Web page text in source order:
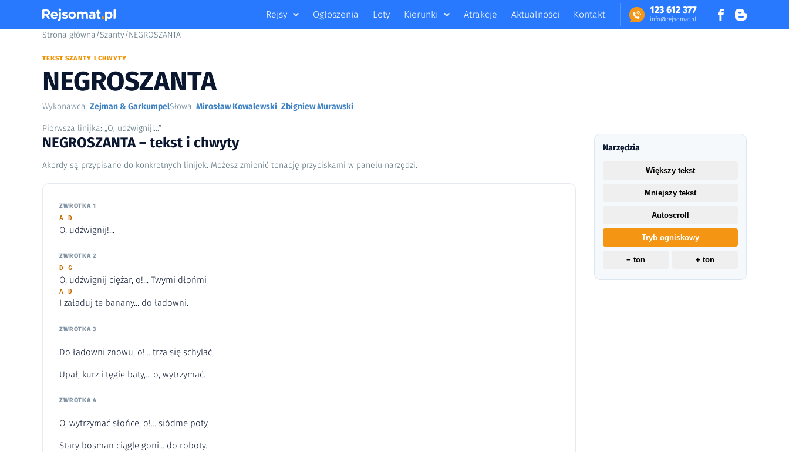
123 612 377
in​fo​@​​rej​somat​.​pl
Rejsy Ogłoszenia Loty Kierunki Atrakcje Aktualności Kontakt
Strona główna/Szanty/NEGROSZANTA
TEKST SZANTY I CHWYTY
NEGROSZANTA
Wykonawca: Zejman & GarkumpelSłowa: Mirosław Kowalewski, Zbigniew Murawski
Pierwsza linijka: „O, udźwignij!...”
NEGROSZANTA – tekst i chwyty
Akordy są przypisane do konkretnych linijek. Możesz zmienić tonację przyciskami w panelu narzędzi.
ZWROTKA 1
A D
O, udźwignij!...
ZWROTKA 2
D G
O, udźwignij ciężar, o!... Twymi dłońmi
A D
I załaduj te banany... do ładowni.
ZWROTKA 3
Do ładowni znowu, o!... trza się schylać,
Upał, kurz i tęgie baty,... o, wytrzymać.
ZWROTKA 4
O, wytrzymać słońce, o!... siódme poty,
Stary bosman ciągle goni... do roboty.
Narzędzia
Większy tekst
Mniejszy tekst
Autoscroll
Tryb ogniskowy
− ton + ton